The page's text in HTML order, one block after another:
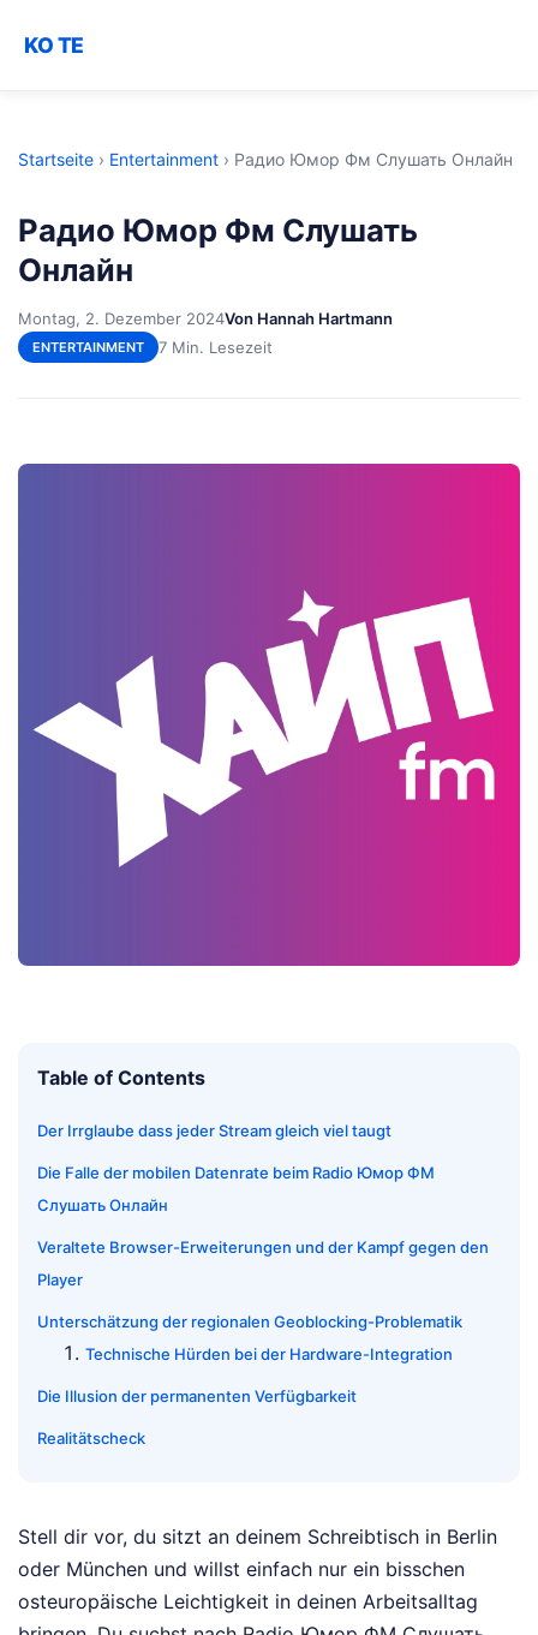
KO TE
Startseite › Entertainment › Радио Юмор Фм Слушать Онлайн
Радио Юмор Фм Слушать
Онлайн
Montag, 2. Dezember 2024Von Hannah Hartmann
ENTERTAINMENT 7 Min. Lesezeit
Table of Contents
Der Irrglaube dass jeder Stream gleich viel taugt
Die Falle der mobilen Datenrate beim Radio Юмор ФМ
Слушать Онлайн
Veraltete Browser-Erweiterungen und der Kampf gegen den
Player
Unterschätzung der regionalen Geoblocking-Problematik
Technische Hürden bei der Hardware-Integration
Die Illusion der permanenten Verfügbarkeit
Realitätscheck
Stell dir vor, du sitzt an deinem Schreibtisch in Berlin
oder München und willst einfach nur ein bisschen
osteuropäische Leichtigkeit in deinen Arbeitsalltag